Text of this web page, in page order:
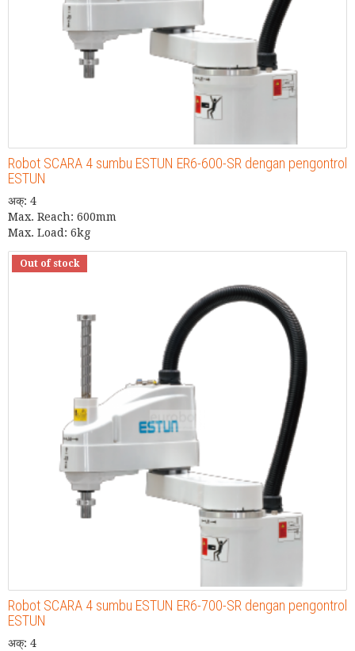
Robot SCARA 4 sumbu ESTUN ER6-600-SR dengan pengontrol
ESTUN
अक्: 4
Max. Reach: 600mm
Max. Load: 6kg
Out of stock
Robot SCARA 4 sumbu ESTUN ER6-700-SR dengan pengontrol
ESTUN
अक्: 4